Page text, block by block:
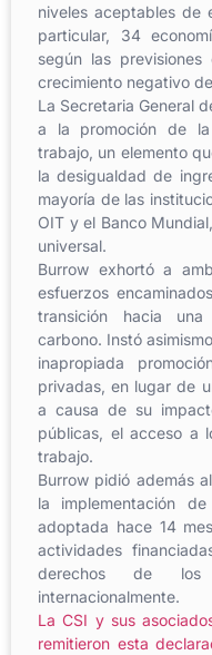
niveles aceptables de
particular, 34
según las
crecimiento negativo
La Secretaria General
a la promoción de
trabajo, un elemento
la desigualdad de
mayoría de las
OIT y el Banco
universal.
Burrow exhortó a
esfuerzos
transición hacia
carbono. Instó
inapropiada
privadas, en lugar de
a causa de su
públicas, el acceso a
trabajo.
Burrow pidió además
la implementación
adoptada hace 14
actividades
derechos de los
internacionalmente.
La CSI y sus
remitieron esta